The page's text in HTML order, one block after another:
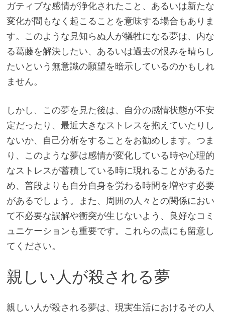
ガティブな感情が浄化されたこと、あるいは新たな
変化が間もなく起こることを意味する場合もありま
す。このような見知らぬ人が犠牲になる夢は、内な
る葛藤を解決したい、あるいは過去の恨みを晴らし
たいという無意識の願望を暗示しているのかもしれ
ません。
しかし、この夢を見た後は、自分の感情状態が不安
定だったり、最近大きなストレスを抱えていたりし
ないか、自己分析をすることをお勧めします。つま
り、このような夢は感情が変化している時や心理的
なストレスが蓄積している時に現れることがあるた
め、普段よりも自分自身を労わる時間を増やす必要
があるでしょう。また、周囲の人々との関係におい
て不必要な誤解や衝突が生じないよう、良好なコミ
ュニケーションも重要です。これらの点にも留意し
てください。
親しい人が殺される夢
親しい人が殺される夢は、現実生活におけるその人